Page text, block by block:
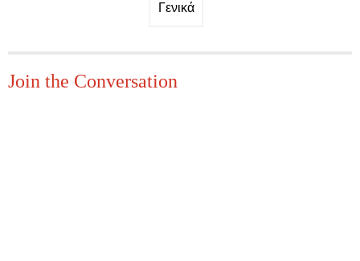
Γενικά
Join the Conversation